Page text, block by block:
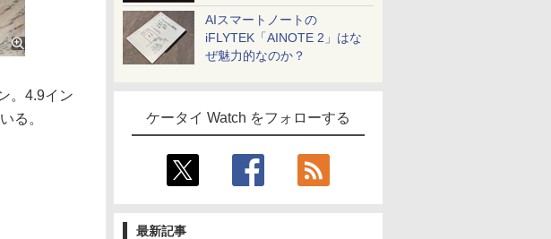
AIスマートノートの
iFLYTEK「AINOTE 2」はな
ぜ魅力的なのか？
ケータイ Watch をフォローする
最新記事
。4.9イン
る。